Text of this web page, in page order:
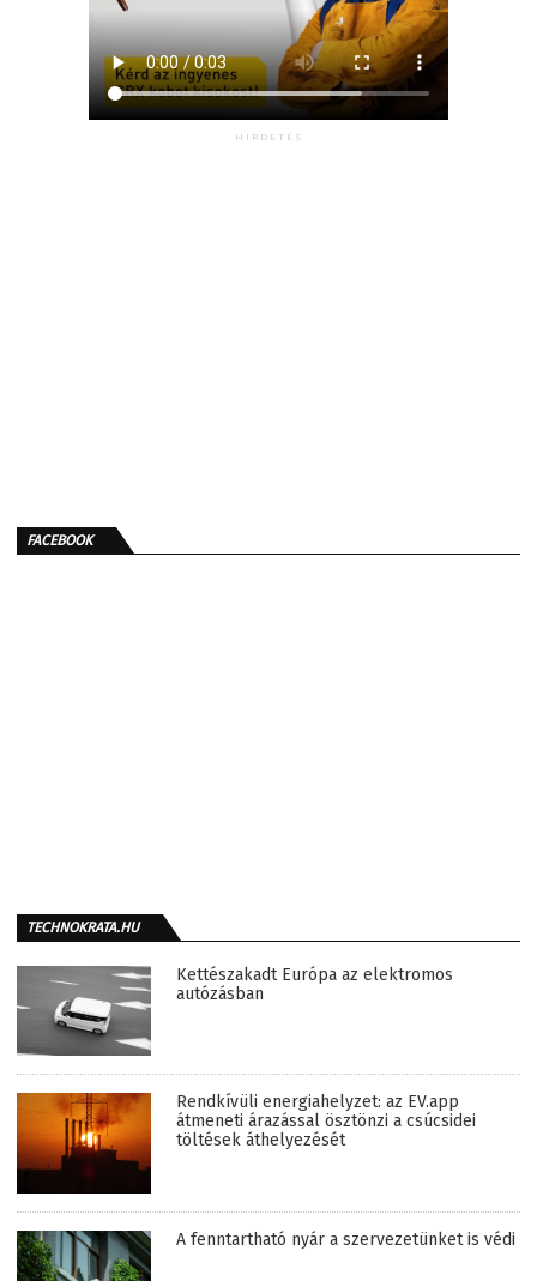
HIRDETÉS
FACEBOOK
TECHNOKRATA.HU
Kettészakadt Európa az elektromos
autózásban
Rendkívüli energiahelyzet: az EV.app
átmeneti árazással ösztönzi a csúcsidei
töltések áthelyezését
A fenntartható nyár a szervezetünket is védi